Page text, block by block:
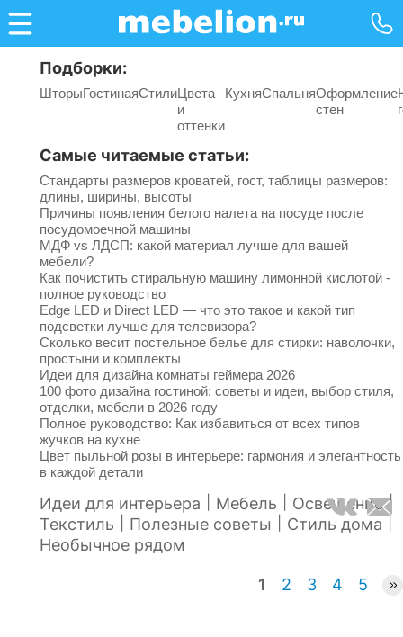
Подборки:
ШторыГостинаяСтилиЦвета
и
оттенки
КухняСпальняОформление
стен
Самые читаемые статьи:
Стандарты размеров кроватей, гост, таблицы размеров:
длины, ширины, высоты
Причины появления белого налета на посуде после
посудомоечной машины
МДФ vs ЛДСП: какой материал лучше для вашей
мебели?
Как почистить стиральную машину лимонной кислотой -
полное руководство
Edge LED и Direct LED — что это такое и какой тип
подсветки лучше для телевизора?
Сколько весит постельное белье для стирки: наволочки,
простыни и комплекты
Идеи для дизайна комнаты геймера 2026
100 фото дизайна гостиной: советы и идеи, выбор стиля,
отделки, мебели в 2026 году
Полное руководство: Как избавиться от всех типов
жучков на кухне
Цвет пыльной розы в интерьере: гармония и элегантность
в каждой детали
Идеи для интерьера Мебель Освещение |
Текстиль Полезные советы Стиль дома
Необычное рядом
1 2 3 4 5